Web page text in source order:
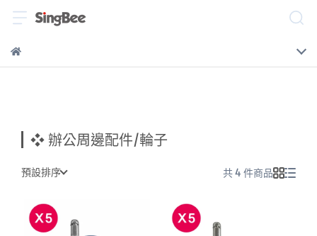
❖ 辦公周邊配件/輪子
預設排序 共 4 件商品